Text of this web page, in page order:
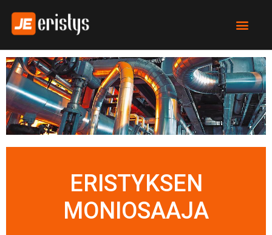
ERISTYKSEN
MONIOSAAJA